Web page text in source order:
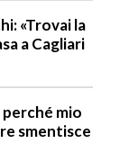
«Trovai la
a Cagliari
mio
smentisce